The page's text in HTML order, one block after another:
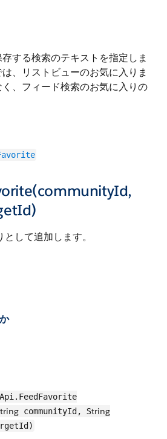
する検索のテキストを指定しま
、リストビューのお気に入りま
、フィード検索のお気に入りの
して追加します。
communityId, String